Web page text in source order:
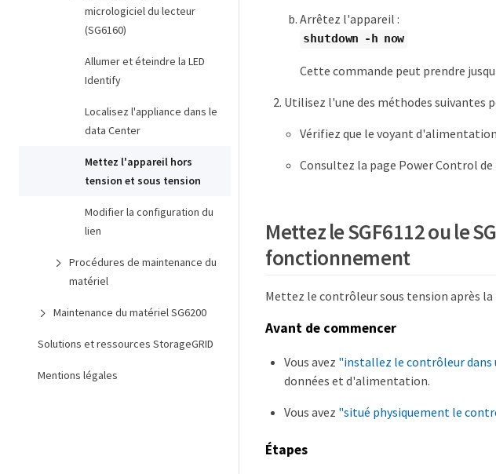
micrologiciel du lecteur
(SG6160)
Allumer et éteindre la LED
Identify
Localisez l'appliance dans le
data Center
Mettez l'appareil hors
tension et sous tension
Modifier la configuration du
lien
Procédures de maintenance du
matériel
Maintenance du matériel SG6200
Solutions et ressources StorageGRID
Mentions légales
Arrêtez l'appareil :
shutdown -h now
Cette commande peut prendre
Utilisez l'une des méthodes suivantes
Vérifiez que le voyant
Consultez la page Power Control
Mettez le SGF6112 ou le
fonctionnement
Mettez le contrôleur sous tension après
Avant de commencer
Vous avez "installez le contrôleur dans
données et d'alimentation.
Vous avez "situé physiquement le
Étapes